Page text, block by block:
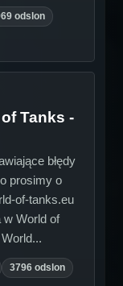
odslon
Tanks -
błędy
prosimy o
of-tanks.eu
w World of
3796 odslon